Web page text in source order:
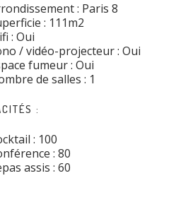
: Paris 8
: 111m2
: Oui
/ vidéo-projecteur : Oui
fumeur : Oui
de salles : 1
:
: 100
: 80
assis : 60